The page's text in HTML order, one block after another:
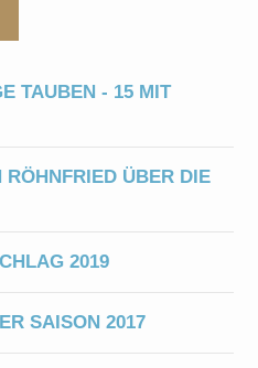
TAUBEN - 15 MIT
RÖHNFRIED ÜBER DIE
2019
SAISON 2017